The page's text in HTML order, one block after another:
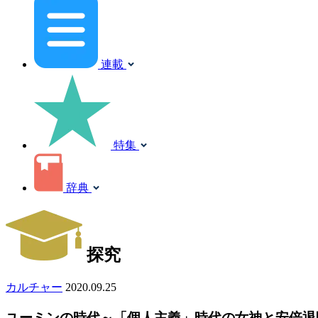
連載
特集
辞典
探究
カルチャー 2020.09.25